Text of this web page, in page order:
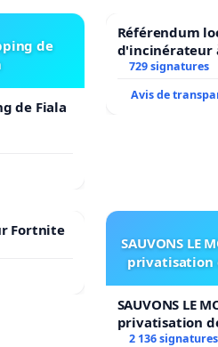
de
de Fiala
Référendum
d'incinérateur
729 signatures
Avis de
Fortnite
SAUVONS LE
privatisation
SAUVONS LE
privatisation
2 136 signatures